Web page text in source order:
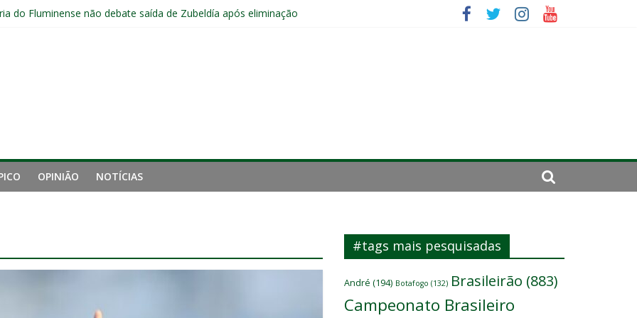
do Fluminense não debate saída de Zubeldía após eliminação
de Zubeldía e o risco de jogar o ano do Flu no lixo
sem vencer após eliminação para o Vasco
OPINIÃO NOTÍCIAS
#tags mais pesquisadas
André (194) Botafogo (132) Brasileirão (883)
Campeonato Brasileiro